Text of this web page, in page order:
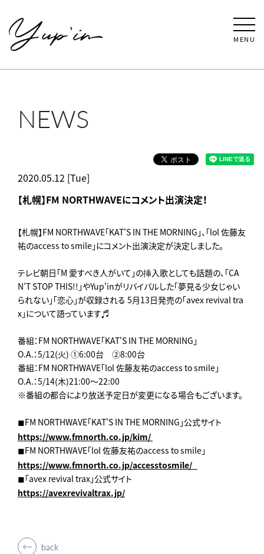
MENU
NEWS
2020.05.12 [Tue]
【札幌】FM NORTHWAVEにコメント出演決定！
【札幌】FM NORTHWAVE「KAT'S IN THE MORNING」、「lol 佐藤友
祐のaccess to smile」にコメント出演決定が決定しました。
テレビ朝日「M 愛すべき人がいて」の挿入歌としても話題の、「CA
N’T STOP THIS!!」やYup'inがリバイバルした「夢見る少女じゃい
られない」「恋心」が収録される 5月13日発売の「avex revival tra
x」について語っています♬
番組：FM NORTHWAVE「KAT'S IN THE MORNING」
O.A.：5/12(火) ①6:00台 ②8:00台
番組：FM NORTHWAVE「lol 佐藤友祐のaccess to smile」
O.A.：5/14(木)21:00～22:00
※番組の都合により放送予定日が変更になる場合もございます。
◼︎FM NORTHWAVE「KAT'S IN THE MORNING」公式サイト
https://www.fmnorth.co.jp/kim/
◼︎FM NORTHWAVE「lol 佐藤友祐のaccess to smile」
https://www.fmnorth.co.jp/accesstosmile/
◼︎「avex revival trax」公式サイト
https://avexrevivaltrax.jp/
back